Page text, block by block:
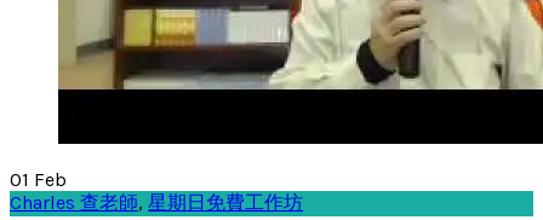
01 Feb
Charles 查老師, 星期日免費工作坊